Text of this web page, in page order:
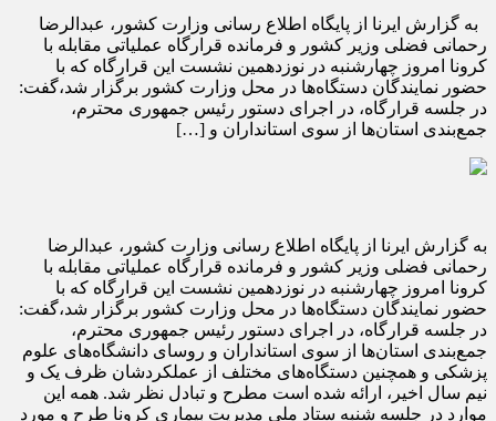
به گزارش ایرنا از پایگاه اطلاع رسانی وزارت کشور، عبدالرضا
رحمانی فضلی وزیر کشور و فرمانده قرارگاه عملیاتی مقابله با
کرونا امروز چهارشنبه در نوزدهمین نشست این قرارگاه که با
حضور نمایندگان دستگاه‌ها در محل وزارت کشور برگزار شد،‌گفت:
در جلسه قرارگاه، در اجرای دستور رئیس جمهوری محترم،
جمع‌بندی استان‌ها از سوی استانداران و […]
به گزارش ایرنا از پایگاه اطلاع رسانی وزارت کشور، عبدالرضا
رحمانی فضلی وزیر کشور و فرمانده قرارگاه عملیاتی مقابله با
کرونا امروز چهارشنبه در نوزدهمین نشست این قرارگاه که با
حضور نمایندگان دستگاه‌ها در محل وزارت کشور برگزار شد،‌گفت:
در جلسه قرارگاه، در اجرای دستور رئیس جمهوری محترم،
جمع‌بندی استان‌ها از سوی استانداران و روسای دانشگاه‌های علوم
پزشکی و همچنین دستگاه‌های مختلف از عملکردشان ظرف یک و
نیم سال اخیر، ارائه شده است مطرح و تبادل نظر شد. همه این
موارد در جلسه شنبه ستاد ملی مدیریت بیماری کرونا طرح و مورد